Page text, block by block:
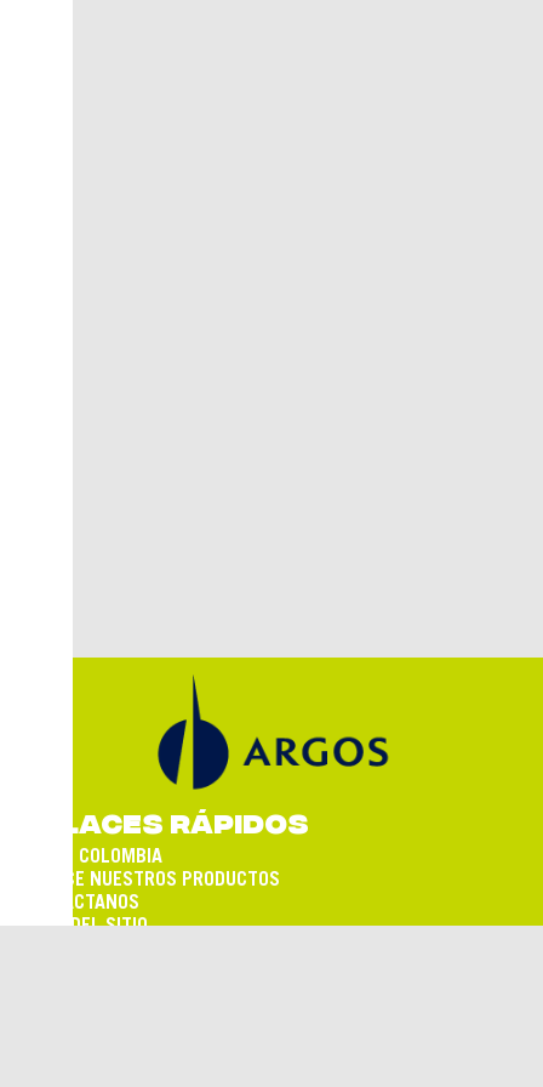
ENLACES RÁPIDOS
ARGOS COLOMBIA
CONOCE NUESTROS PRODUCTOS
CONTÁCTANOS
MAPA DEL SITIO